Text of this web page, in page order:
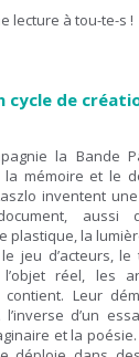
lecture à tou-te-s !
cycle de
la Bande
mémoire et le
inventent
aussi
plastique, la
jeu d’acteurs,
l’objet réel, les
contient. Leur
d’un
et la poésie.